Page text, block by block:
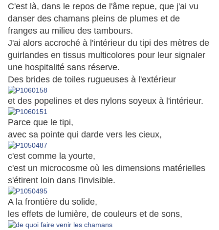
C'est là, dans le repos de l'âme repue, que j'ai vu
danser des chamans pleins de plumes et de
franges au milieu des tambours.
J'ai alors accroché à l'intérieur du tipi des mètres de
guirlandes en tissus multicolores pour leur signaler
une hospitalité sans réserve.
Des brides de toiles rugueuses à l'extérieur
et des popelines et des nylons soyeux à l'intérieur.
Parce que le tipi,
avec sa pointe qui darde vers les cieux,
c'est comme la yourte,
c'est un microcosme où les dimensions matérielles
s'étirent loin dans l'invisible.
A la frontière du solide,
les effets de lumière, de couleurs et de sons,